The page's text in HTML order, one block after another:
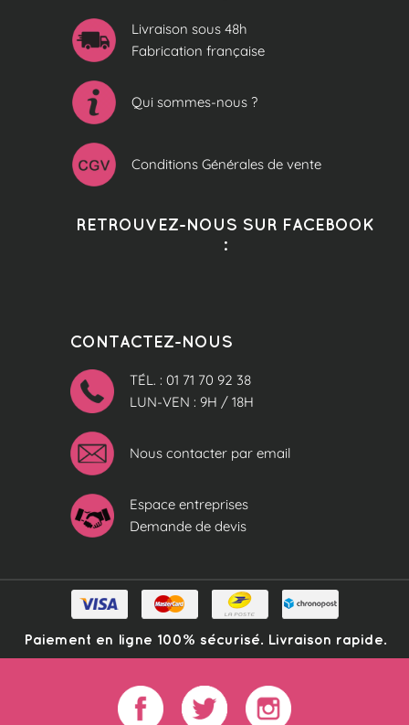
Livraison sous 48h
Fabrication française
Qui sommes-nous ?
Conditions Générales de vente
RETROUVEZ-NOUS SUR FACEBOOK
:
CONTACTEZ-NOUS
TÉL. : 01 71 70 92 38
LUN-VEN : 9H / 18H
Nous contacter par email
Espace entreprises
Demande de devis
Paiement en ligne 100% sécurisé. Livraison rapide.